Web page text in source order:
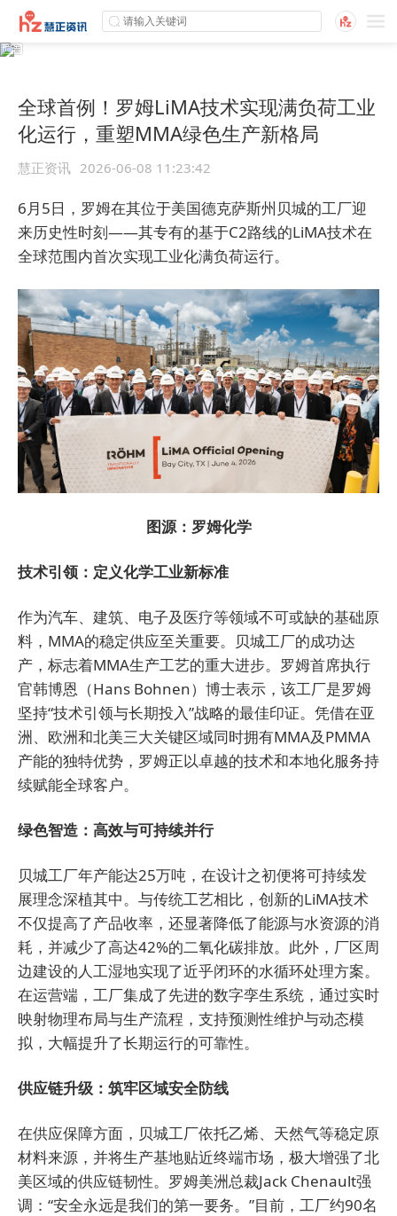
全球首例！罗姆LiMA技术实现满负荷工业
化运行，重塑MMA绿色生产新格局
慧正资讯 2026-06-08 11:23:42
6月5日，罗姆在其位于美国德克萨斯州贝城的工厂迎
来历史性时刻——其专有的基于C2路线的LiMA技术在
全球范围内首次实现工业化满负荷运行。
图源：罗姆化学
技术引领：定义化学工业新标准
作为汽车、建筑、电子及医疗等领域不可或缺的基础原
料，MMA的稳定供应至关重要。贝城工厂的成功达
产，标志着MMA生产工艺的重大进步。罗姆首席执行
官韩博恩（Hans Bohnen）博士表示，该工厂是罗姆
坚持“技术引领与长期投入”战略的最佳印证。凭借在亚
洲、欧洲和北美三大关键区域同时拥有MMA及PMMA
产能的独特优势，罗姆正以卓越的技术和本地化服务持
续赋能全球客户。
绿色智造：高效与可持续并行
贝城工厂年产能达25万吨，在设计之初便将可持续发
展理念深植其中。与传统工艺相比，创新的LiMA技术
不仅提高了产品收率，还显著降低了能源与水资源的消
耗，并减少了高达42%的二氧化碳排放。此外，厂区周
边建设的人工湿地实现了近乎闭环的水循环处理方案。
在运营端，工厂集成了先进的数字孪生系统，通过实时
映射物理布局与生产流程，支持预测性维护与动态模
拟，大幅提升了长期运行的可靠性。
供应链升级：筑牢区域安全防线
在供应保障方面，贝城工厂依托乙烯、天然气等稳定原
材料来源，并将生产基地贴近终端市场，极大增强了北
美区域的供应链韧性。罗姆美洲总裁Jack Chenault强
调：“安全永远是我们的第一要务。”目前，工厂约90名